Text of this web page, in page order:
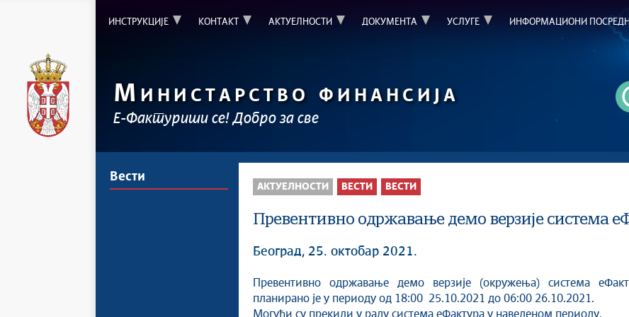
ИНСТРУКЦИЈЕ КОНТАКТ АКТУЕЛНОСТИ ДОКУМЕНТА УСЛУГЕ ИНФОРМАЦИОНИ
М ИНИСТАРСТВО ФИНАНСИЈА
Е-Фактуриши се! Добро за све
Вести
АКТУЕЛНОСТИ ВЕСТИ ВЕСТИ
Превентивно одржавање демо верзије система
Београд, 25. октобар 2021.
Превентивно одржавање демо верзије (окружења) система
планирано је у периоду од 18:00 25.10.2021 до 06:00 26.10.2021.
Могући су прекиди у раду система еФактура у наведеном периоду.